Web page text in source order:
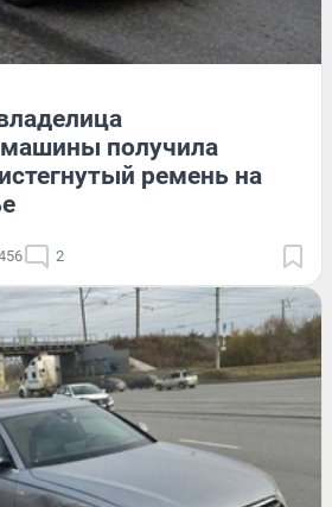
получила
ремень на
2